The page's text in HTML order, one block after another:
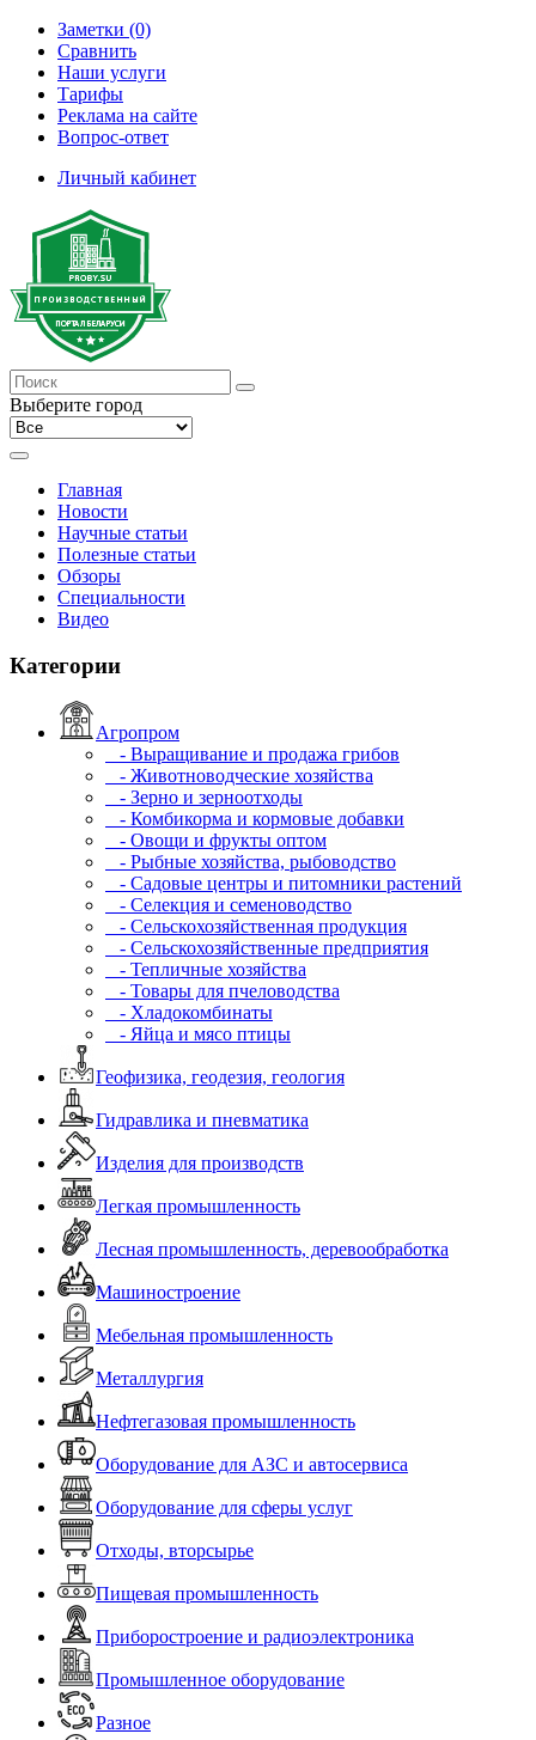
Заметки (0)
Сравнить
Наши услуги
Тарифы
Реклама на сайте
Вопрос-ответ
Личный кабинет
Выберите город
Главная
Новости
Научные статьи
Полезные статьи
Обзоры
Специальности
Видео
Категории
Агропром
- Выращивание и продажа грибов
- Животноводческие хозяйства
- Зерно и зерноотходы
- Комбикорма и кормовые добавки
- Овощи и фрукты оптом
- Рыбные хозяйства, рыбоводство
- Садовые центры и питомники растений
- Селекция и семеноводство
- Сельскохозяйственная продукция
- Сельскохозяйственные предприятия
- Тепличные хозяйства
- Товары для пчеловодства
- Хладокомбинаты
- Яйца и мясо птицы
Геофизика, геодезия, геология
Гидравлика и пневматика
Изделия для производств
Легкая промышленность
Лесная промышленность, деревообработка
Машиностроение
Мебельная промышленность
Металлургия
Нефтегазовая промышленность
Оборудование для АЗС и автосервиса
Оборудование для сферы услуг
Отходы, вторсырье
Пищевая промышленность
Приборостроение и радиоэлектроника
Промышленное оборудование
Разное